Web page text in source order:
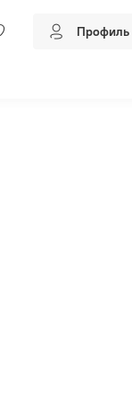
Профиль